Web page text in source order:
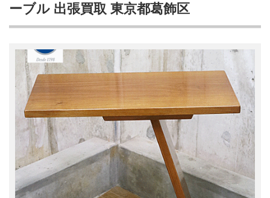
ーブル 出張買取 東京都葛飾区